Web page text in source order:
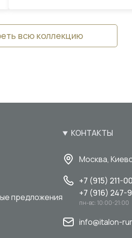
всю коллекцию
предложения
КОНТАКТЫ
Москва,
+7 (915) 211-
+7 (916) 247-
пн-вс: 10:00-21:00
info@italon-